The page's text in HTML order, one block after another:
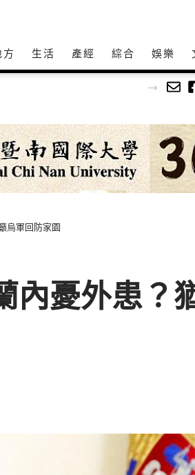
方 生活 產經 綜合 娛樂
烏軍回防家園
內憂外患